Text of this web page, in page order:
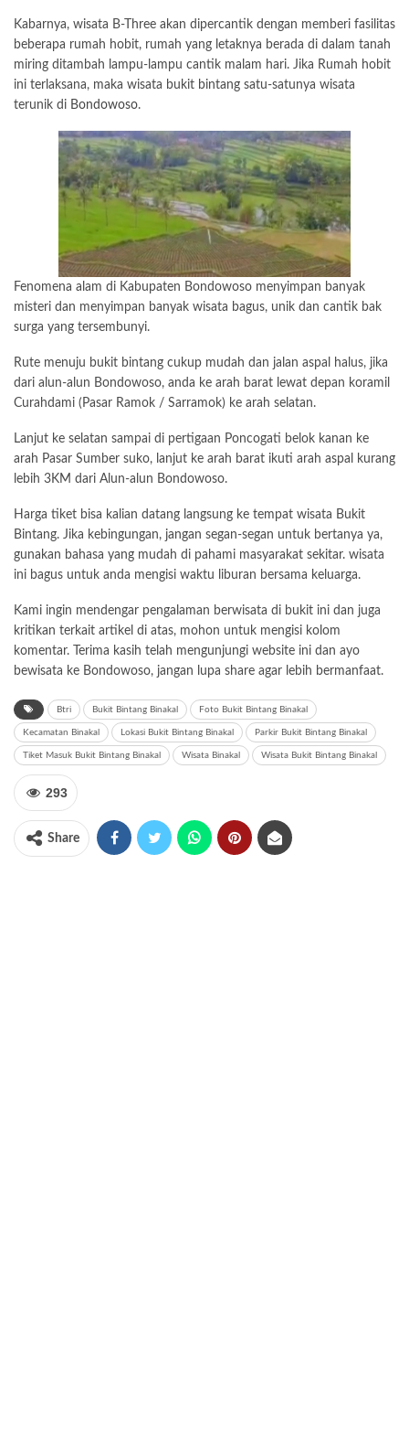
Kabarnya, wisata B-Three akan dipercantik dengan memberi fasilitas
beberapa rumah hobit, rumah yang letaknya berada di dalam tanah
miring ditambah lampu-lampu cantik malam hari. Jika Rumah hobit
ini terlaksana, maka wisata bukit bintang satu-satunya wisata
terunik di Bondowoso.
Fenomena alam di Kabupaten Bondowoso menyimpan banyak
misteri dan menyimpan banyak wisata bagus, unik dan cantik bak
surga yang tersembunyi.
Rute menuju bukit bintang cukup mudah dan jalan aspal halus, jika
dari alun-alun Bondowoso, anda ke arah barat lewat depan koramil
Curahdami (Pasar Ramok / Sarramok) ke arah selatan.
Lanjut ke selatan sampai di pertigaan Poncogati belok kanan ke
arah Pasar Sumber suko, lanjut ke arah barat ikuti arah aspal kurang
lebih 3KM dari Alun-alun Bondowoso.
Harga tiket bisa kalian datang langsung ke tempat wisata Bukit
Bintang. Jika kebingungan, jangan segan-segan untuk bertanya ya,
gunakan bahasa yang mudah di pahami masyarakat sekitar. wisata
ini bagus untuk anda mengisi waktu liburan bersama keluarga.
Kami ingin mendengar pengalaman berwisata di bukit ini dan juga
kritikan terkait artikel di atas, mohon untuk mengisi kolom
komentar. Terima kasih telah mengunjungi website ini dan ayo
bewisata ke Bondowoso, jangan lupa share agar lebih bermanfaat.
Btri Bukit Bintang Binakal Foto Bukit Bintang Binakal
Kecamatan Binakal Lokasi Bukit Bintang Binakal Parkir Bukit Bintang Binakal
Tiket Masuk Bukit Bintang Binakal Wisata Binakal Wisata Bukit Bintang Binakal
293
Share